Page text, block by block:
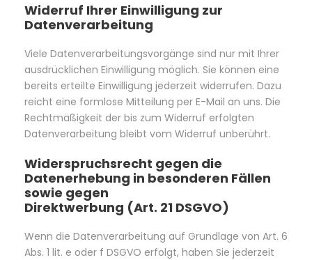
Widerruf Ihrer Einwilligung zur
Datenverarbeitung
Viele Datenverarbeitungsvorgänge sind nur mit Ihrer
ausdrücklichen Einwilligung möglich. Sie können eine
bereits erteilte Einwilligung jederzeit widerrufen. Dazu
reicht eine formlose Mitteilung per E-Mail an uns. Die
Rechtmäßigkeit der bis zum Widerruf erfolgten
Datenverarbeitung bleibt vom Widerruf unberührt.
Widerspruchsrecht gegen die
Datenerhebung in besonderen Fällen
sowie gegen
Direktwerbung (Art. 21 DSGVO)
Wenn die Datenverarbeitung auf Grundlage von Art. 6
Abs. 1 lit. e oder f DSGVO erfolgt, haben Sie jederzeit